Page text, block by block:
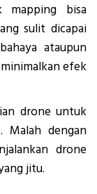
mapping bisa
sulit dicapai
ataupun
efek
drone untuk
Malah dengan
drone
jitu.